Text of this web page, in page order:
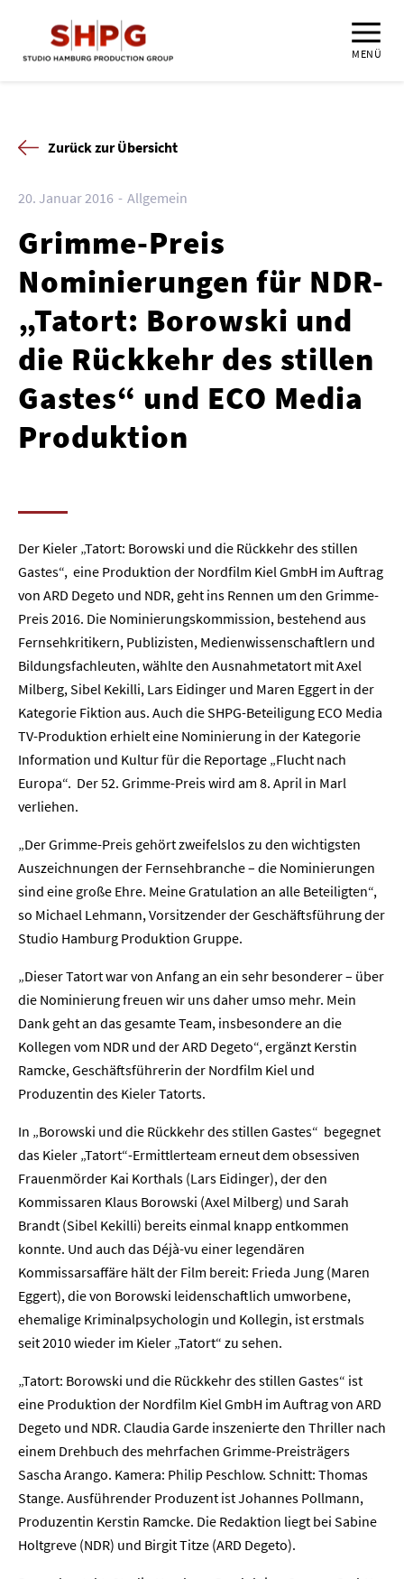
MENÜ
Zurück zur Übersicht
20. Januar 2016 Allgemein
Grimme-Preis
Nominierungen für NDR-
„Tatort: Borowski und
die Rückkehr des stillen
Gastes“ und ECO Media
Produktion
Der Kieler „Tatort: Borowski und die Rückkehr des stillen
Gastes“, eine Produktion der Nordfilm Kiel GmbH im Auftrag
von ARD Degeto und NDR, geht ins Rennen um den Grimme-
Preis 2016. Die Nominierungskommission, bestehend aus
Fernsehkritikern, Publizisten, Medienwissenschaftlern und
Bildungsfachleuten, wählte den Ausnahmetatort mit Axel
Milberg, Sibel Kekilli, Lars Eidinger und Maren Eggert in der
Kategorie Fiktion aus. Auch die SHPG-Beteiligung ECO Media
TV-Produktion erhielt eine Nominierung in der Kategorie
Information und Kultur für die Reportage „Flucht nach
Europa“. Der 52. Grimme-Preis wird am 8. April in Marl
verliehen.
„Der Grimme-Preis gehört zweifelslos zu den wichtigsten
Auszeichnungen der Fernsehbranche – die Nominierungen
sind eine große Ehre. Meine Gratulation an alle Beteiligten“,
so Michael Lehmann, Vorsitzender der Geschäftsführung der
Studio Hamburg Produktion Gruppe.
„Dieser Tatort war von Anfang an ein sehr besonderer – über
die Nominierung freuen wir uns daher umso mehr. Mein
Dank geht an das gesamte Team, insbesondere an die
Kollegen vom NDR und der ARD Degeto“, ergänzt Kerstin
Ramcke, Geschäftsführerin der Nordfilm Kiel und
Produzentin des Kieler Tatorts.
In „Borowski und die Rückkehr des stillen Gastes“ begegnet
das Kieler „Tatort“-Ermittlerteam erneutdem obsessiven
Frauenmörder Kai Korthals (Lars Eidinger), der den
Kommissaren Klaus Borowski (Axel Milberg) und Sarah
Brandt (Sibel Kekilli) bereits einmal knapp entkommen
konnte. Und auch das Déjà-vu einer legendären
Kommissarsaffäre hält der Film bereit: Frieda Jung (Maren
Eggert), die von Borowski leidenschaftlich umworbene,
ehemalige Kriminalpsychologin und Kollegin, ist erstmals
seit 2010 wieder im Kieler „Tatort“ zu sehen.
„Tatort: Borowski und die Rückkehr des stillen Gastes“ ist
eine Produktion der Nordfilm Kiel GmbH im Auftrag von ARD
Degeto und NDR. Claudia Garde inszenierte den Thriller nach
einem Drehbuch des mehrfachen Grimme-Preisträgers
Sascha Arango. Kamera: Philip Peschlow. Schnitt: Thomas
Stange. Ausführender Produzent ist Johannes Pollmann,
Produzentin Kerstin Ramcke. Die Redaktion liegt bei Sabine
Holtgreve (NDR) und Birgit Titze (ARD Degeto).
Unternehmen
Presse
Karriere
Kontakt